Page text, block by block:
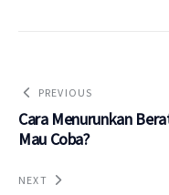
PREVIOUS
Cara Menurunkan
Mau Coba?
NEXT